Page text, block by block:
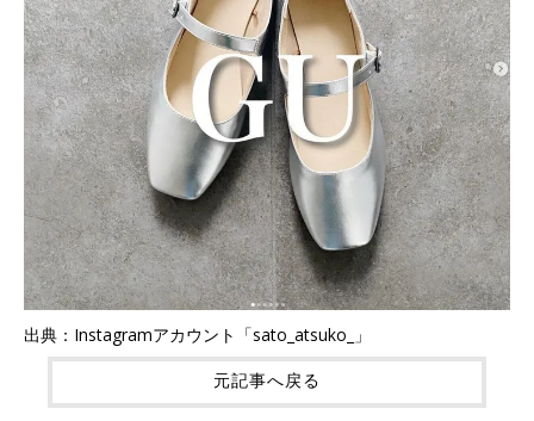
出典：Instagramアカウント「sato_atsuko_」
元記事へ戻る